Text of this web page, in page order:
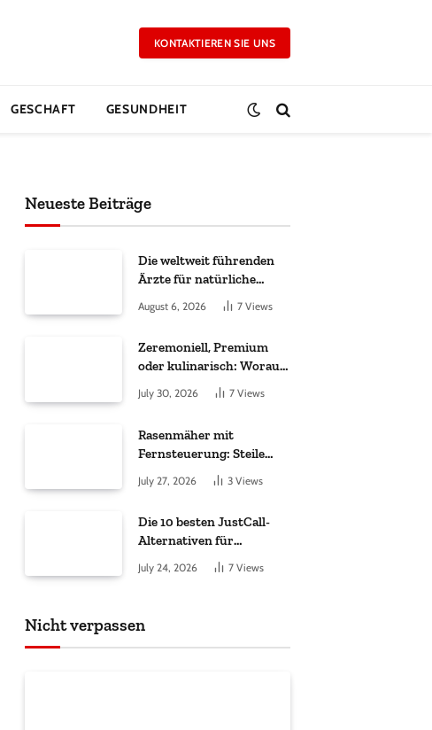
KONTAKTIEREN SIE UNS
GESCHAFT GESUNDHEIT
Neueste Beiträge
Die weltweit führenden
Ärzte für natürliche
Haartransplantationen
August 6, 2026 7 Views
Zeremoniell, Premium
oder kulinarisch: Worauf
es bei Matcha wirklich
ankommt
July 30, 2026 7 Views
Rasenmäher mit
Fernsteuerung: Steile
Hänge sicher gemäht
July 27, 2026 3 Views
Die 10 besten JustCall-
Alternativen für
Vertriebsteams 2026
July 24, 2026 7 Views
Nicht verpassen